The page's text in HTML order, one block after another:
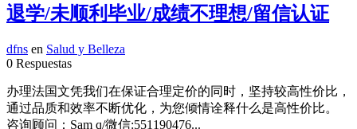
退学/未顺利毕业/成绩不理想/留信认证
dfns en Salud y Belleza
0 Respuestas
办理法国文凭我们在保证合理定价的同时，坚持较高性价比，
通过品质和效率不断优化，为您倾情诠释什么是高性价比。
咨询顾问：Sam q/微信:551190476...